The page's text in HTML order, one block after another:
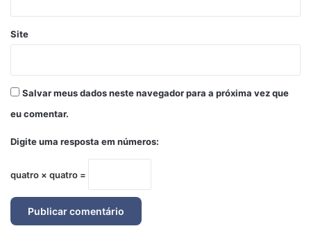
Site
Salvar meus dados neste navegador para a próxima vez que
eu comentar.
Digite uma resposta em números:
quatro × quatro =